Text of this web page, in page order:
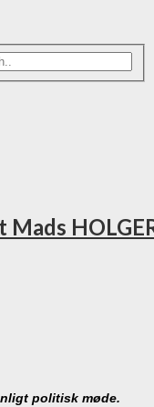
politisk møde.